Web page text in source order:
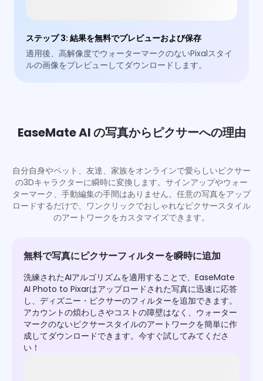
ステップ 3:結果を無料でプレビューおよび保存
適用後、高解像度でウォーターマークのないPixalスタイ
ルの画像をプレビューしてダウンロードします。
EaseMate AI の写真からピクサーへの理由
自分自身やペット、友達、家族をオンラインで愛らしいピクサー
の3Dキャラクターに瞬時に変換します。サインアップやウォー
ターマーク、手動編集の手間はありません。任意の写真をアップ
ロードするだけで、ワンクリックでおしゃれなピクサースタイル
のアートワークをカスタマイズできます。
無料で写真にピクサーフィルターを瞬時に追加
洗練されたAIアルゴリズムを適用することで、EaseMate
AI Photo to Pixarはアップロードされた写真に迅速に応答
し、ディズニー・ピクサーのフィルターを追加できます。
アカウントの煩わしさやコストの障壁はなく、ウォーター
マークのないピクサースタイルのアートワークを簡単に作
成してダウンロードできます。今すぐ試してみてくださ
い！